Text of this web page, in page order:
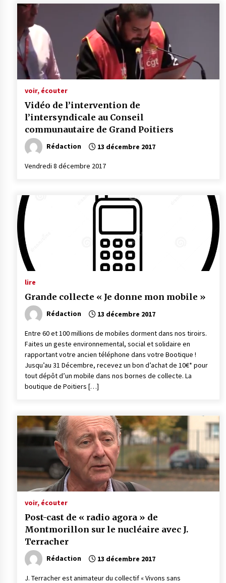
voir, écouter
Vidéo de l’intervention de
l’intersyndicale au Conseil
communautaire de Grand Poitiers
Rédaction 13 décembre 2017
Vendredi 8 décembre 2017
lire
Grande collecte « Je donne mon mobile »
Rédaction 13 décembre 2017
Entre 60 et 100 millions de mobiles dorment dans nos tiroirs.
Faites un geste environnemental, social et solidaire en
rapportant votre ancien téléphone dans votre Bootique !
Jusqu’au 31 Décembre, recevez un bon d’achat de 10€* pour
tout dépôt d’un mobile dans nos bornes de collecte. La
boutique de Poitiers […]
voir, écouter
Post-cast de « radio agora » de
Montmorillon sur le nucléaire avec J.
Terracher
Rédaction 13 décembre 2017
J. Terracher est animateur du collectif « Vivons sans